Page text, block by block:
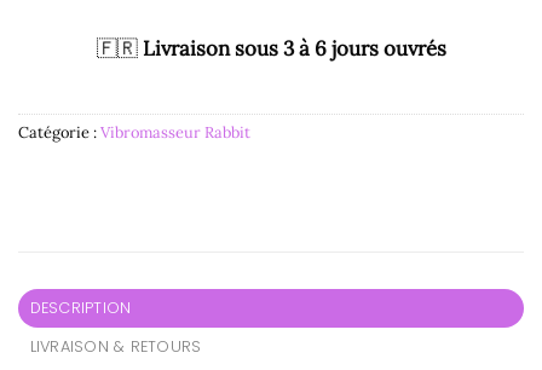
🇫🇷 Livraison sous 3 à 6 jours ouvrés
Catégorie :Vibromasseur Rabbit
DESCRIPTION
LIVRAISON & RETOURS